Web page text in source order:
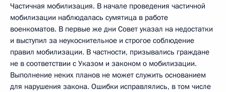
Частичная мобилизация. В начале проведения частичной
мобилизации наблюдалась сумятица в работе
военкоматов. В первые же дни Совет указал на недостатки
и выступил за неукоснительное и строгое соблюдение
правил мобилизации. В частности, призывались граждане
не в соответствии с Указом и законом о мобилизации.
Выполнение неких планов не может служить основанием
для нарушения закона. Ошибки исправлялись, в том числе